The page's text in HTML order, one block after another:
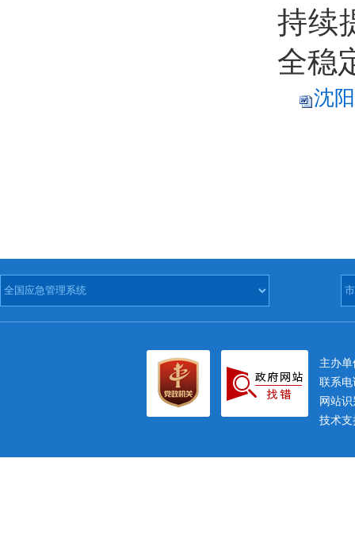
持续
全稳
沈
主办
联系电
网站
技术